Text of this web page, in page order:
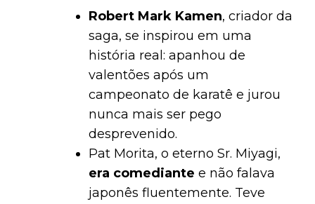
Robert Mark Kamen, criador da
saga, se inspirou em uma
história real: apanhou de
valentões após um
campeonato de karatê e jurou
nunca mais ser pego
desprevenido.
Pat Morita, o eterno Sr. Miyagi,
era comediante e não falava
japonês fluentemente. Teve